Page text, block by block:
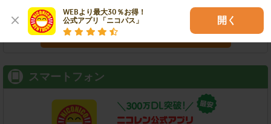
WEBより最大30％お得！
公式アプリ「ニコパス」
開く
スマートフォン